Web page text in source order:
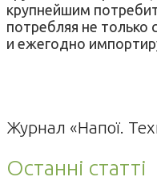
крупнейшим
потребляя не только
и ежегодно
Журнал «Напої.
Останні статті